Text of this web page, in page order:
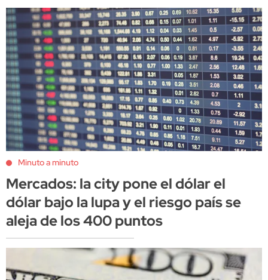
Minuto a minuto
Mercados: la city pone el dólar el
dólar bajo la lupa y el riesgo país se
aleja de los 400 puntos